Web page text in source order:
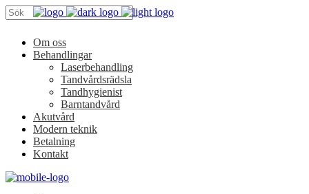
Om oss
Behandlingar
Laserbehandling
Tandvårdsrädsla
Tandhygienist
Barntandvård
Akutvård
Modern teknik
Betalning
Kontakt